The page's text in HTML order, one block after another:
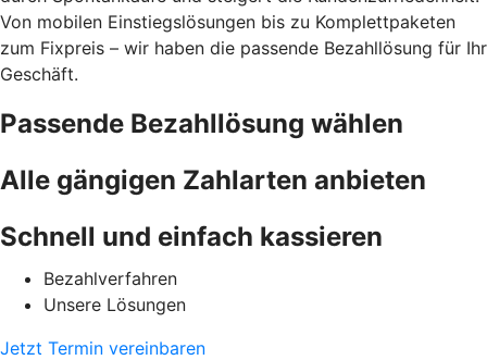
Von mobilen Einstiegslösungen bis zu Komplettpaketen
zum Fixpreis – wir haben die passende Bezahllösung für Ihr
Geschäft.
Passende Bezahllösung wählen
Alle gängigen Zahlarten anbieten
Schnell und einfach kassieren
Bezahlverfahren
Unsere Lösungen
Jetzt Termin vereinbaren